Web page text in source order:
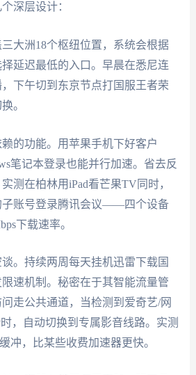
深层设计：
大洲18个枢纽位置，系统会根据
延迟最低的入口。早晨在悉尼连
下午切到东京节点打国服王者荣
。
的功能。用苹果手机下好客户
笔记本登录也能并行加速。省去反
测在柏林用iPad看芒果TV同时，
子账号登录腾讯会议——四个设备
下载速率。
。持续两周每天挂机迅雷下载国
速机制。秘密在于其智能流量管
走公共通道，当检测到爱奇艺/网
，自动切换到专属影音线路。实测
冲，比某些收费加速器更快。